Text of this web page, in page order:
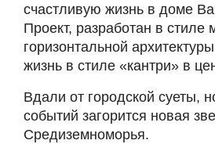
счастливую жизнь в доме
Проект, разработан в стиле
горизонтальной
жизнь в стиле «кантри» в
Вдали от городской суеты,
событий загорится новая
Средиземноморья.